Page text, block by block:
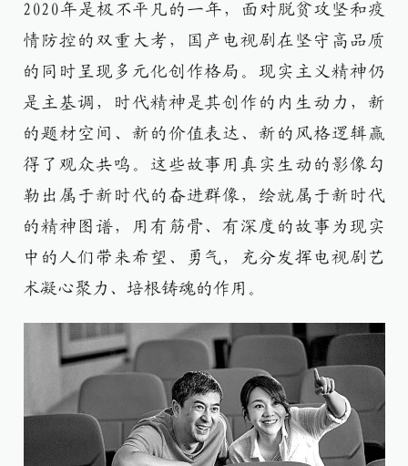
2020年是极不平凡的一年，面对脱贫攻坚和疫
情防控的双重大考，国产电视剧在坚守高品质
的同时呈现多元化创作格局。现实主义精神仍
是主基调，时代精神是其创作的内生动力，新
的题材空间、新的价值表达、新的风格逻辑赢
得了观众共鸣。这些故事用真实生动的影像勾
勒出属于新时代的奋进群像，绘就属于新时代
的精神图谱，用有筋骨、有深度的故事为现实
中的人们带来希望、勇气，充分发挥电视剧艺
术凝心聚力、培根铸魂的作用。